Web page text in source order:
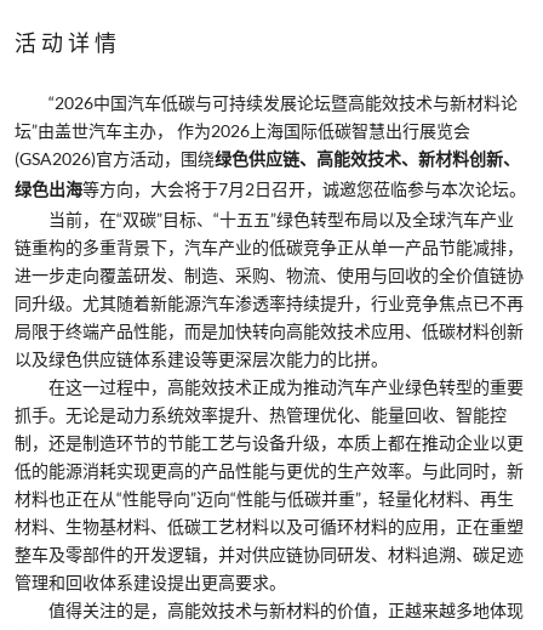
活动详情
“2026中国汽车低碳与可持续发展论坛暨高能效技术与新材料论
坛”由盖世汽车主办， 作为2026上海国际低碳智慧出行展览会
(GSA2026)官方活动，围绕绿色供应链、高能效技术、新材料创新、
绿色出海等方向，大会将于7月2日召开，诚邀您莅临参与本次论坛。
当前，在“双碳”目标、“十五五”绿色转型布局以及全球汽车产业
链重构的多重背景下，汽车产业的低碳竞争正从单一产品节能减排，
进一步走向覆盖研发、制造、采购、物流、使用与回收的全价值链协
同升级。尤其随着新能源汽车渗透率持续提升，行业竞争焦点已不再
局限于终端产品性能，而是加快转向高能效技术应用、低碳材料创新
以及绿色供应链体系建设等更深层次能力的比拼。
在这一过程中，高能效技术正成为推动汽车产业绿色转型的重要
抓手。无论是动力系统效率提升、热管理优化、能量回收、智能控
制，还是制造环节的节能工艺与设备升级，本质上都在推动企业以更
低的能源消耗实现更高的产品性能与更优的生产效率。与此同时，新
材料也正在从“性能导向”迈向“性能与低碳并重”，轻量化材料、再生
材料、生物基材料、低碳工艺材料以及可循环材料的应用，正在重塑
整车及零部件的开发逻辑，并对供应链协同研发、材料追溯、碳足迹
管理和回收体系建设提出更高要求。
值得关注的是，高能效技术与新材料的价值，正越来越多地体现